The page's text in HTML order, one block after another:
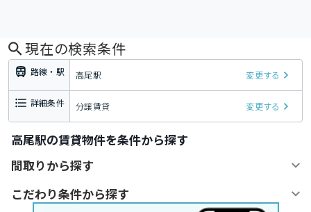
現在の検索条件
路線・駅 高尾駅 変更する
詳細条件 分譲賃貸 変更する
高尾駅の賃貸物件を条件から探す
間取りから探す
こだわり条件から探す